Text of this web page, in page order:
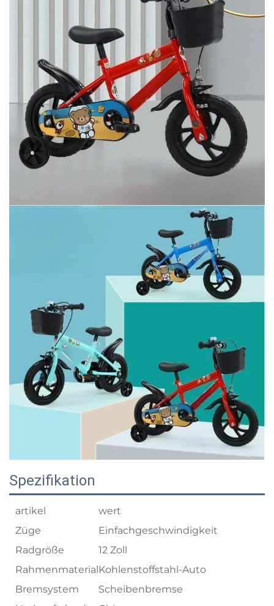
Spezifikation
artikel
wert
Züge
Einfachgeschwindigkeit
Radgröße
12 Zoll
RahmenmaterialKohlenstoffstahl-Auto
Bremsystem
Scheibenbremse